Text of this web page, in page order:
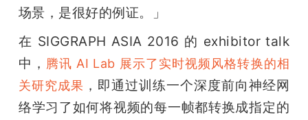
场景，是很好的例证。」
在 SIGGRAPH ASIA 2016 的 exhibitor talk
中， 腾讯 AI Lab 展示了实时视频风格转换的相
关研究成果 ，即通过训练一个深度前向神经网
络学习了如何将视频的每一帧都转换成指定的